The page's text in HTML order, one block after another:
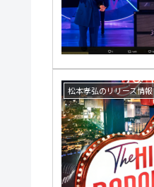
松本孝弘のリリース情報